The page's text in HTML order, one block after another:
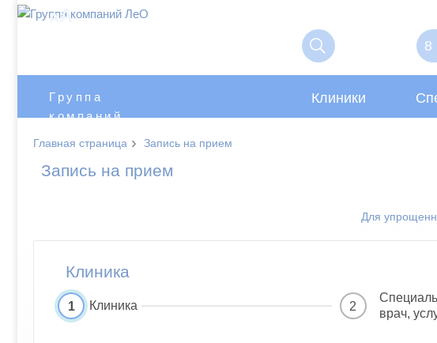
AA
Группа
компаний
8
Клиники
Главная страница › Запись на прием
Запись на прием
Для
Клиника
1 Клиника 2
врач,